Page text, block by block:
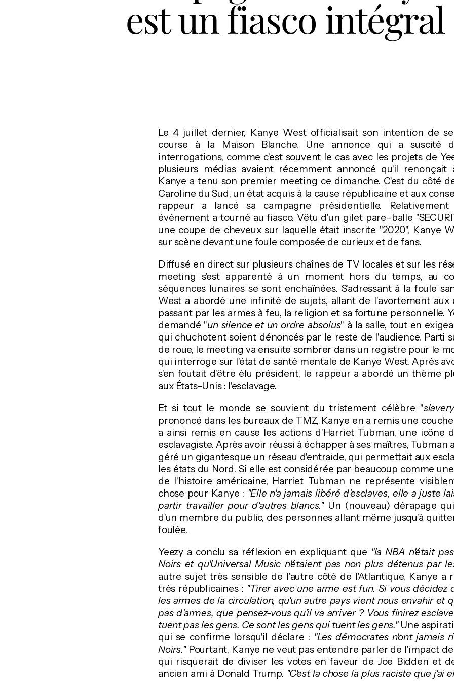
est un fiasco intégral
Le 4 juillet dernier, Kanye West officialisait son intention de
course à la Maison Blanche. Une annonce qui a suscité
interrogations, comme c'est souvent le cas avec les projets de
plusieurs médias avaient récemment annoncé qu'il renonçait
Kanye a tenu son premier meeting ce dimanche. C'est du côté
Caroline du Sud, un état acquis à la cause républicaine et aux
rappeur a lancé sa campagne présidentielle.
événement a tourné au fiasco. Vêtu d'un gilet pare-balle
une coupe de cheveux sur laquelle était inscrite "2020", Kanye
sur scène devant une foule composée de curieux et de fans.
Diffusé en direct sur plusieurs chaînes de TV locales et sur les
meeting s'est apparenté à un moment hors du temps, au
séquences lunaires se sont enchaînées. S'adressant à la foule
West a abordé une infinité de sujets, allant de l'avortement aux
passant par les armes à feu, la religion et sa fortune personnelle.
demandé "un silence et un ordre absolus" à la salle, tout en
qui chuchotent soient dénoncés par le reste de l'audience. Parti
de roue, le meeting va ensuite sombrer dans un registre pour le
qui interroge sur l'état de santé mentale de Kanye West. Après
s'en foutait d'être élu président, le rappeur a abordé un thème
aux États-Unis : l'esclavage.
Et si tout le monde se souvient du tristement célèbre "
prononcé dans les bureaux de TMZ, Kanye en a remis une
a ainsi remis en cause les actions d'Harriet Tubman, une icône
esclavagiste. Après avoir réussi à échapper à ses maîtres, Tubman
géré un gigantesque un réseau d'entraide, qui permettait aux
les états du Nord. Si elle est considérée par beaucoup comme
de l'histoire américaine, Harriet Tubman ne représente
chose pour Kanye : "Elle n'a jamais libéré d'esclaves, elle a juste
partir travailler pour d'autres blancs." Un (nouveau) dérapage
d'un membre du public, des personnes allant même jusqu'à
foulée.
Yeezy a conclu sa réflexion en expliquant que "la NBA n'était
Noirs et qu'Universal Music n'étaient pas non plus détenus par
autre sujet très sensible de l'autre côté de l'Atlantique, Kanye a
très républicaines : "Tirer avec une arme est fun. Si vous décidez
les armes de la circulation, qu'un autre pays vient nous envahir et
pas d'armes, que pensez-vous qu'il va arriver ? Vous finirez
tuent pas les gens. Ce sont les gens qui tuent les gens." Une
qui se confirme lorsqu'il déclare : "Les démocrates n'ont jamais
Noirs." Pourtant, Kanye ne veut pas entendre parler de l'impact
qui risquerait de diviser les votes en faveur de Joe Bidden et
ancien ami à Donald Trump. "C'est la chose la plus raciste que j'ai